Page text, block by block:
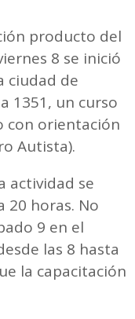
producto del
8 se inició
ciudad de
1351, un curso
con orientación
Autista).
actividad se
20 horas. No
9 en el
las 8 hasta
la capacitación